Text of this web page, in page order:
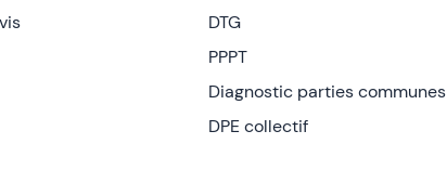
DTG
PPPT
Diagnostic parties communes
DPE collectif